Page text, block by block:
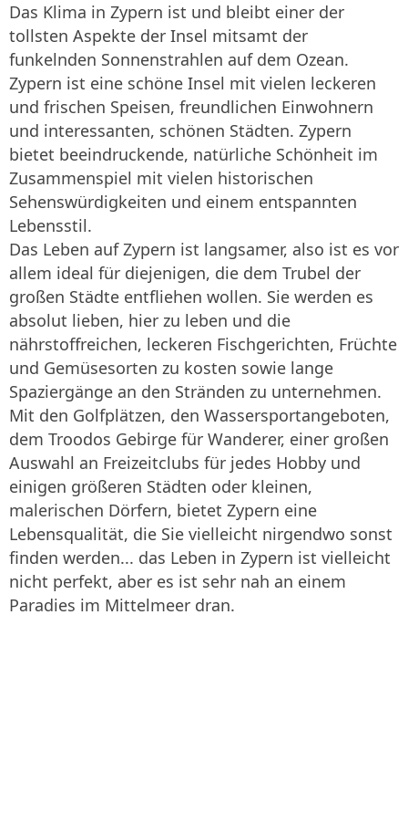
Das Klima in Zypern ist und bleibt einer der
tollsten Aspekte der Insel mitsamt der
funkelnden Sonnenstrahlen auf dem Ozean.
Zypern ist eine schöne Insel mit vielen leckeren
und frischen Speisen, freundlichen Einwohnern
und interessanten, schönen Städten. Zypern
bietet beeindruckende, natürliche Schönheit im
Zusammenspiel mit vielen historischen
Sehenswürdigkeiten und einem entspannten
Lebensstil.
Das Leben auf Zypern ist langsamer, also ist es vor
allem ideal für diejenigen, die dem Trubel der
großen Städte entfliehen wollen. Sie werden es
absolut lieben, hier zu leben und die
nährstoffreichen, leckeren Fischgerichten, Früchte
und Gemüsesorten zu kosten sowie lange
Spaziergänge an den Stränden zu unternehmen.
Mit den Golfplätzen, den Wassersportangeboten,
dem Troodos Gebirge für Wanderer, einer großen
Auswahl an Freizeitclubs für jedes Hobby und
einigen größeren Städten oder kleinen,
malerischen Dörfern, bietet Zypern eine
Lebensqualität, die Sie vielleicht nirgendwo sonst
finden werden... das Leben in Zypern ist vielleicht
nicht perfekt, aber es ist sehr nah an einem
Paradies im Mittelmeer dran.